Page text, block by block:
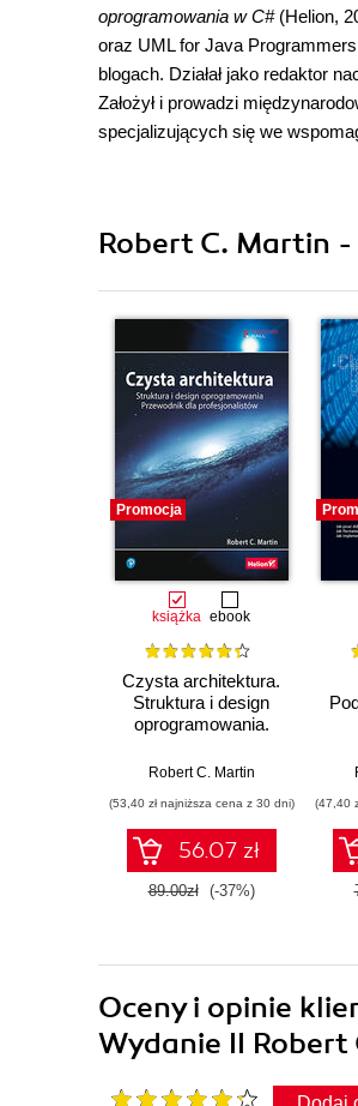
oprogramowania w C#(Helion,
oraz UML for Java
blogach. Działał jako redaktor
Założył i prowadzi
specjalizujących się we
Robert C. Martin
Promocja
książka ebook
Czysta architektura.
Struktura i design
oprogramowania.
profesjonalistów
Robert C. Martin
(53,40 zł najniższa cena z 30 dni)
56.07 zł
89.00zł (-37%)
(47,40
Oceny i opinie
Wydanie II Robert